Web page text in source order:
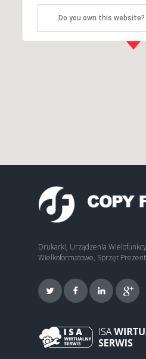
Do you own this website?
Drukarki, Urządzenia
Wielkoformatowe, Sprzęt